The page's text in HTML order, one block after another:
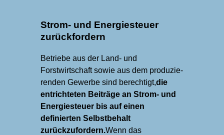
Strom- und Energiesteuer
zurückfordern
Betriebe aus der Land- und
Forstwirtschaft sowie aus dem pro­du­zie­
renden Gewerbe sind berechtigt,die
entrichteten Beiträge an Strom- und
Energie­steuer bis auf einen
definierten Selbst­behalt
zurückzufordern.Wenn das